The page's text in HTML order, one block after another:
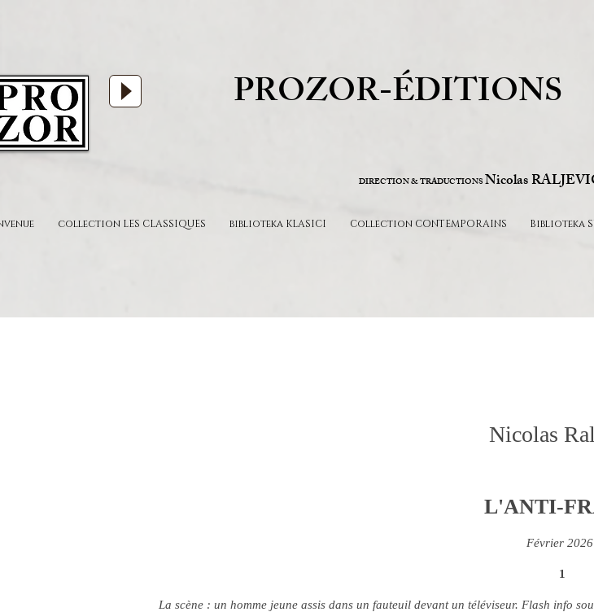
PROZOR-ÉDITIONS
DIRECTION & TRADUCTIONSNicolas
collection LES CLASSIQUES biblioteka KLASICI Collection CONTEMPORAINS Biblioteka
Nicolas
​L'ANTI-
Février 2026
1
La scène : un homme jeune assis dans un fauteuil devant un téléviseur. Flash info